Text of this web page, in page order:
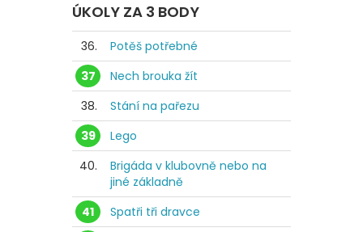
ÚKOLY ZA 3 BODY
36.
Potěš potřebné
37
Nech brouka žít
38.
Stání na pařezu
39
Lego
40.
Brigáda v klubovně nebo na
jiné základně
41
Spatři tři dravce